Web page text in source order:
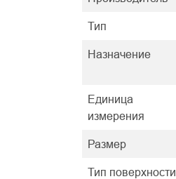
Тип
Назначение
Единица
измерения
Размер
Тип поверхности